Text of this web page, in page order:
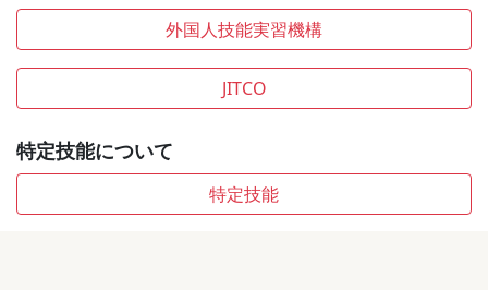
外国人技能実習機構
JITCO
特定技能について
特定技能